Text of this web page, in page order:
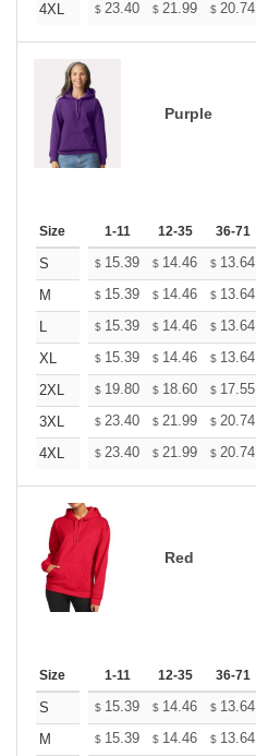
4XL
$ 23.40 $ 21.99 $ 20.74
Purple
Size 1-11 12-35 36-71
S $ 15.39 $ 14.46 $ 13.64
M
$ 15.39 $ 14.46 $ 13.64
L
$ 15.39 $ 14.46 $ 13.64
XL
$ 15.39 $ 14.46 $ 13.64
2XL
$ 19.80 $ 18.60 $ 17.55
3XL
$ 23.40 $ 21.99 $ 20.74
4XL
$ 23.40 $ 21.99 $ 20.74
Red
Size 1-11 12-35 36-71
S $ 15.39 $ 14.46 $ 13.64
M
$ 15.39 $ 14.46 $ 13.64